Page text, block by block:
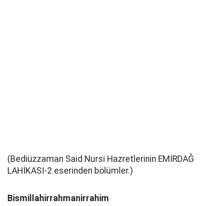
(Bediüzzaman Said Nursi Hazretlerinin EMİRDAĞ
LAHİKASI-2 eserinden bölümler.)
Bismillahirrahmanirrahim